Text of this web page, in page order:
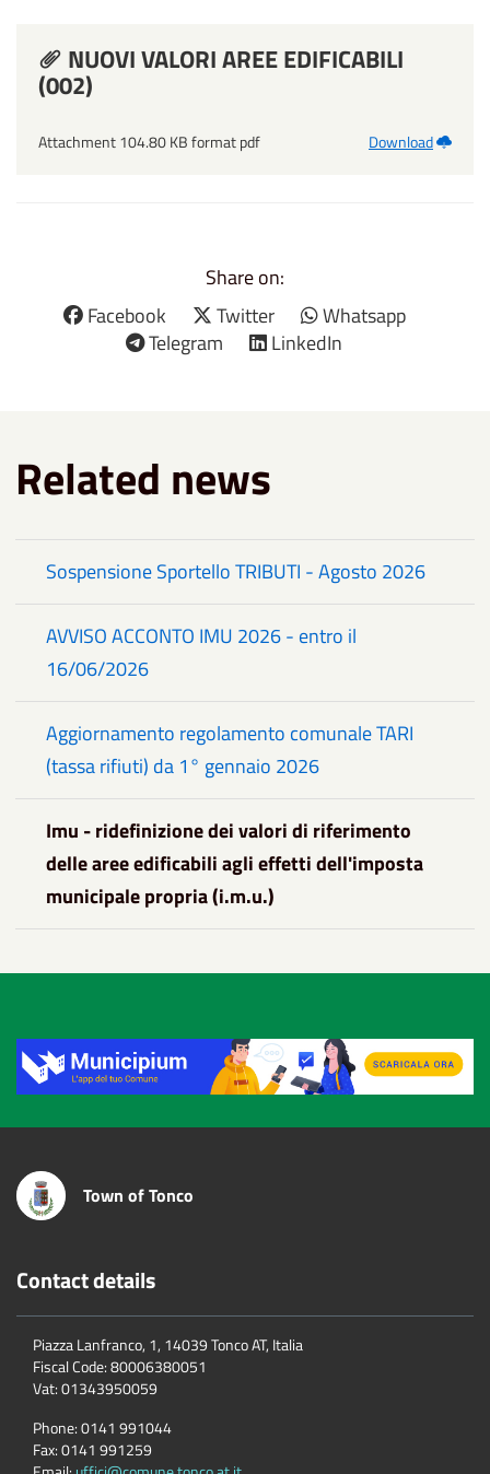
NUOVI VALORI AREE EDIFICABILI
(002)
Attachment 104.80 KB format pdf Download
Share on:
Facebook
Twitter
Whatsapp
Telegram
LinkedIn
Related news
Sospensione Sportello TRIBUTI - Agosto 2026
AVVISO ACCONTO IMU 2026 - entro il
16/06/2026
Aggiornamento regolamento comunale TARI
(tassa rifiuti) da 1° gennaio 2026
Imu - ridefinizione dei valori di riferimento
delle aree edificabili agli effetti dell'imposta
municipale propria (i.m.u.)
Title
Town of Tonco
Contact details
Piazza Lanfranco, 1, 14039 Tonco AT, Italia
Fiscal Code:80006380051
Vat:01343950059
Phone:0141 991044
Fax:0141 991259